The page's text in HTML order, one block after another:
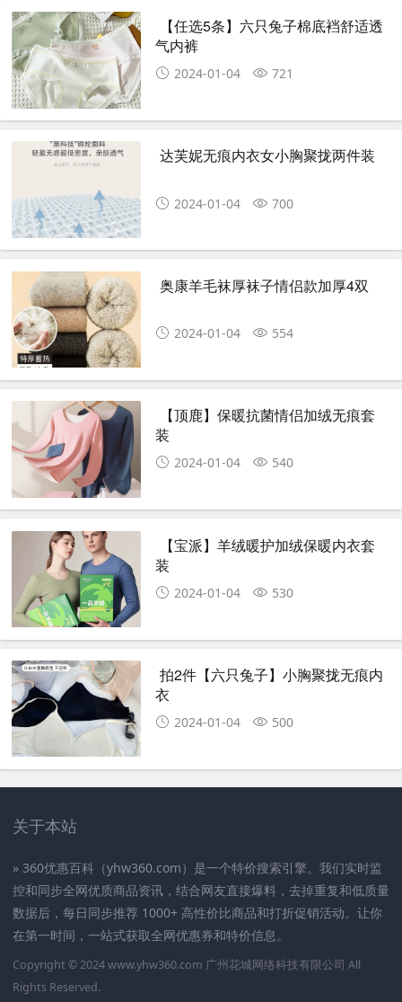
【任选5条】六只兔子棉底裆舒适透
气内裤
2024-01-04 721
达芙妮无痕内衣女小胸聚拢两件装
2024-01-04 700
奥康羊毛袜厚袜子情侣款加厚4双
2024-01-04 554
【顶鹿】保暖抗菌情侣加绒无痕套
装
2024-01-04 540
【宝派】羊绒暖护加绒保暖内衣套
装
2024-01-04 530
拍2件【六只兔子】小胸聚拢无痕内
衣
2024-01-04 500
关于本站
» 360优惠百科（yhw360.com）是一个特价搜索引擎。我们实时监
控和同步全网优质商品资讯，结合网友直接爆料，去掉重复和低质量
数据后，每日同步推荐 1000+ 高性价比商品和打折促销活动。让你
在第一时间，一站式获取全网优惠券和特价信息。
Copyright © 2024www.yhw360.com 广州花城网络科技有限公司 All
Rights Reserved.